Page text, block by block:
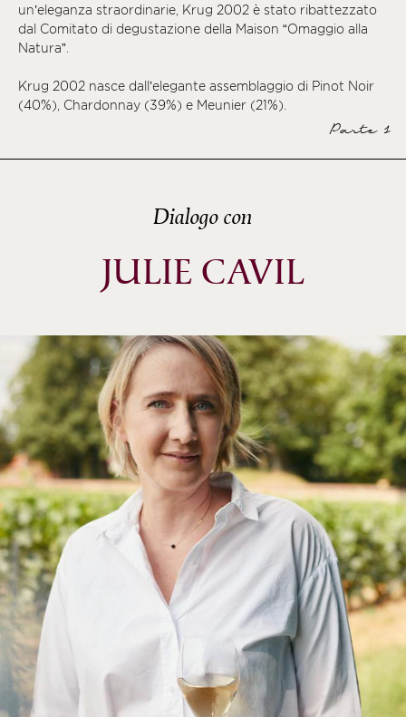
un’eleganza straordinarie, Krug 2002 è stato ribattezzato
dal Comitato di degustazione della Maison “Omaggio alla
Natura”.
Krug 2002 nasce dall’elegante assemblaggio di Pinot Noir
(40%), Chardonnay (39%) e Meunier (21%).
Parte 1
Dialogo con
JULIE CAVIL